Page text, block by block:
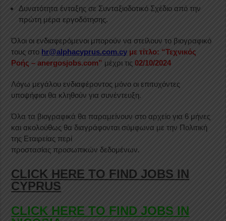
Δυνατότητα ένταξης σε Συνταξιοδοτικό Σχέδιο από την
πρώτη μέρα εργοδότησης.
Όλοι οι ενδιαφερόμενοι μπορούν να στείλουν το βιογραφικό
τους στο hr@alphacyprus.com.cy με τίτλο: “Τεχνικός
Ροής – anergosjobs.com” μέχρι τις 02/10/2024
Λόγω μεγάλου ενδιαφέροντος μόνο οι επιτυχόντες
υποψήφιοι θα κληθούν για συνέντευξη.
Όλα τα βιογραφικά θα παραμείνουν στο αρχείο για 6 μήνες
και ακολούθως θα διαγράφονται σύμφωνα με την Πολιτική
της Εταιρείας περί
προστασίας προσωπικών δεδομένων.
CLICK HERE TO FIND JOBS IN
CYPRUS
CLICK HERE TO FIND JOBS IN